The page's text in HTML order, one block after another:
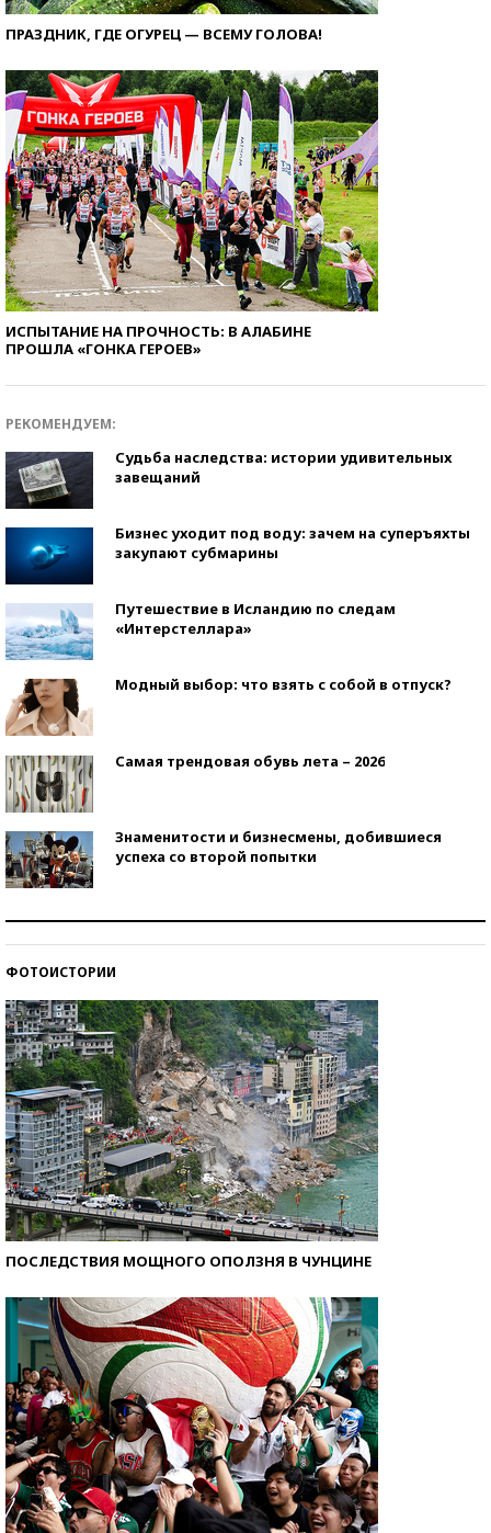
ПРАЗДНИК, ГДЕ ОГУРЕЦ — ВСЕМУ ГОЛОВА!
ИСПЫТАНИЕ НА ПРОЧНОСТЬ: В АЛАБИНЕ
ПРОШЛА «ГОНКА ГЕРОЕВ»
РЕКОМЕНДУЕМ:
Судьба наследства: истории удивительных
завещаний
Бизнес уходит под воду: зачем на суперъяхты
закупают субмарины
Путешествие в Исландию по следам
«Интерстеллара»
Модный выбор: что взять с собой в отпуск?
Самая трендовая обувь лета – 2026
Знаменитости и бизнесмены, добившиеся
успеха со второй попытки
ФОТОИСТОРИИ
ПОСЛЕДСТВИЯ МОЩНОГО ОПОЛЗНЯ В ЧУНЦИНЕ